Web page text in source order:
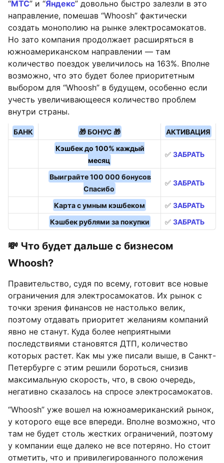
“МТС” и “Яндекс” довольно быстро залезли в это
направление, помешав “Whoosh” фактически
создать монополию на рынке электросамокатов.
Но зато компания продолжает расширяться в
южноамериканском направлении — там
количество поездок увеличилось на 163%. Вполне
возможно, что это будет более приоритетным
выбором для “Whoosh” в будущем, особенно если
учесть увеличивающееся количество проблем
внутри страны.
БАНК 🎁 БОНУС 🎁
АКТИВАЦИЯ
Кэшбек до 100% каждый
месяц
✅ ЗАБРАТЬ
Выиграйте 100 000 бонусов
Спасибо
✅ ЗАБРАТЬ
Карта с умным кэшбеком ✅ ЗАБРАТЬ
Кэшбек рублями за покупки
✅ ЗАБРАТЬ
💸 Что будет дальше с бизнесом
Whoosh?
Правительство, судя по всему, готовит все новые
ограничения для электросамокатов. Их рынок с
точки зрения финансов не настолько велик,
поэтому отдавать приоритет желаниям компаний
явно не станут. Куда более неприятными
последствиями становятся ДТП, количество
которых растет. Как мы уже писали выше, в Санкт-
Петербурге с этим решили бороться, снизив
максимальную скорость, что, в свою очередь,
негативно сказалось на спросе электросамокатов.
“Whoosh” уже вошел на южноамериканский рынок,
у которого еще все впереди. Вполне возможно, что
там не будет столь жестких ограничений, поэтому
у компании еще далеко не все потеряно. Но стоит
отметить, что и привилегированного положения